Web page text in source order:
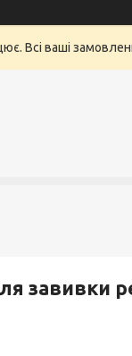
Всі ваші
завивки